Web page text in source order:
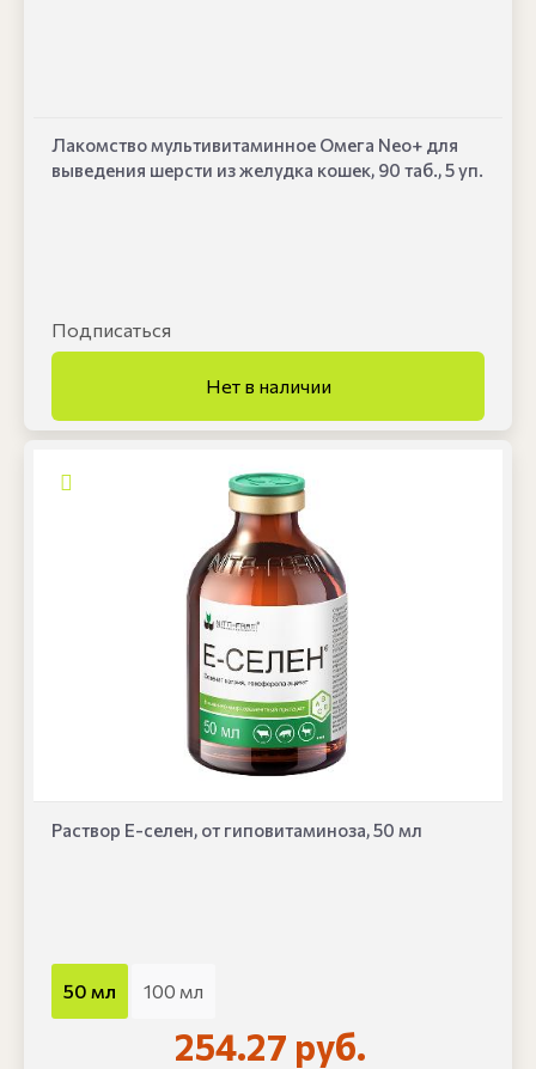
Лакомство мультивитаминное Омега Neo+ для
выведения шерсти из желудка кошек, 90 таб., 5 уп.
Подписаться
Раствор Е-селен, от гиповитаминоза, 50 мл
50 мл 100 мл
254.27 руб.